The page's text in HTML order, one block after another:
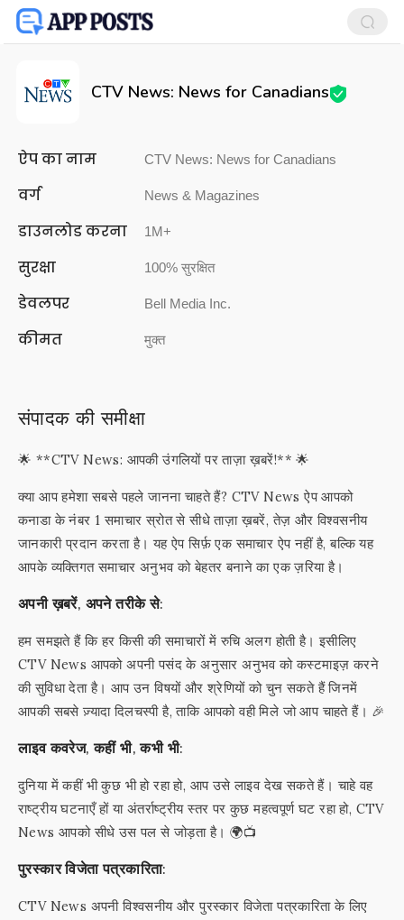
CTV News: News for Canadians
ऐप का नाम CTV News: News for Canadians
वर्ग News & Magazines
डाउनलोड करना 1M+
सुरक्षा 100% सुरक्षित
डेवलपर Bell Media Inc.
कीमत मुक्त
संपादक की समीक्षा
🌟 **CTV News: आपकी उंगलियों पर ताज़ा ख़बरें!** 🌟
क्या आप हमेशा सबसे पहले जानना चाहते हैं? CTV News ऐप आपको
कनाडा के नंबर 1 समाचार स्रोत से सीधे ताज़ा ख़बरें, तेज़ और विश्वसनीय
जानकारी प्रदान करता है। यह ऐप सिर्फ़ एक समाचार ऐप नहीं है, बल्कि यह
आपके व्यक्तिगत समाचार अनुभव को बेहतर बनाने का एक ज़रिया है।
अपनी ख़बरें, अपने तरीके से:
हम समझते हैं कि हर किसी की समाचारों में रुचि अलग होती है। इसीलिए
CTV News आपको अपनी पसंद के अनुसार अनुभव को कस्टमाइज़ करने
की सुविधा देता है। आप उन विषयों और श्रेणियों को चुन सकते हैं जिनमें
आपकी सबसे ज़्यादा दिलचस्पी है, ताकि आपको वही मिले जो आप चाहते हैं। 🎉
लाइव कवरेज, कहीं भी, कभी भी:
दुनिया में कहीं भी कुछ भी हो रहा हो, आप उसे लाइव देख सकते हैं। चाहे वह
राष्ट्रीय घटनाएँ हों या अंतर्राष्ट्रीय स्तर पर कुछ महत्वपूर्ण घट रहा हो, CTV
News आपको सीधे उस पल से जोड़ता है। 🌍📺
पुरस्कार विजेता पत्रकारिता:
CTV News अपनी विश्वसनीय और पुरस्कार विजेता पत्रकारिता के लिए